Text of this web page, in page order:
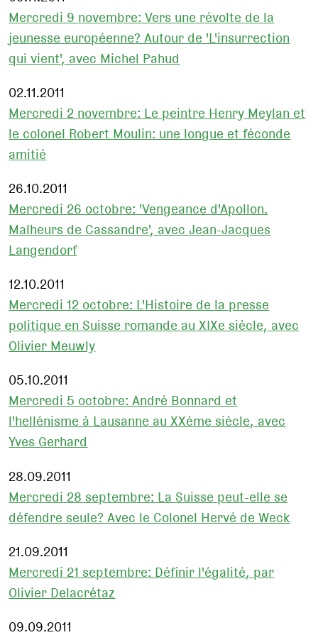
Mercredi 9 novembre: Vers une révolte de la
jeunesse européenne? Autour de 'L'insurrection
qui vient', avec Michel Pahud
02.11.2011
Mercredi 2 novembre: Le peintre Henry Meylan et
le colonel Robert Moulin: une longue et féconde
amitié
26.10.2011
Mercredi 26 octobre: 'Vengeance d'Apollon.
Malheurs de Cassandre', avec Jean-Jacques
Langendorf
12.10.2011
Mercredi 12 octobre: L'Histoire de la presse
politique en Suisse romande au XIXe siècle, avec
Olivier Meuwly
05.10.2011
Mercredi 5 octobre: André Bonnard et
l'hellénisme à Lausanne au XXème siècle, avec
Yves Gerhard
28.09.2011
Mercredi 28 septembre: La Suisse peut-elle se
défendre seule? Avec le Colonel Hervé de Weck
21.09.2011
Mercredi 21 septembre: Définir l'égalité, par
Olivier Delacrétaz
09.09.2011